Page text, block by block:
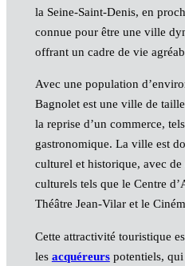
la Seine-Saint-Denis, en
connue pour être une ville
offrant un cadre de vie
Avec une population
Bagnolet est une ville de
la reprise d’un commerce,
gastronomique. La ville est
culturel et historique, avec
culturels tels que le Centre
Théâtre Jean-Vilar et le
Cette attractivité touristique
les acquéreurspotentiels, qui